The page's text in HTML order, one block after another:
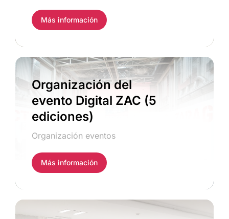
Más información
Organización del
evento Digital ZAC (5
ediciones)
Organización eventos
Más información